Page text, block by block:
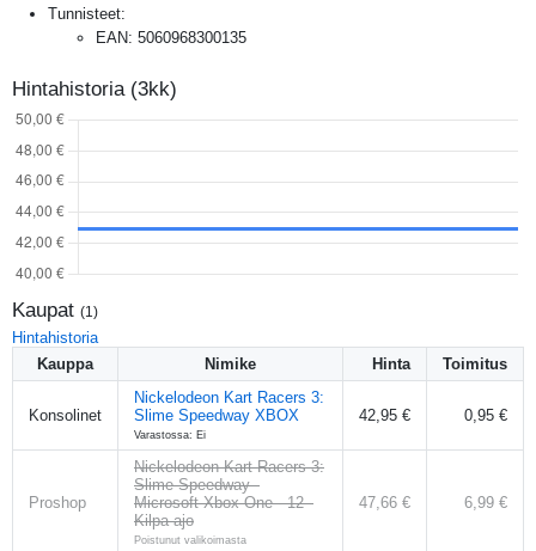
Tunnisteet:
EAN: 5060968300135
Hintahistoria (3kk)
Kaupat (1 )
Hintahistoria
Kauppa
Nimike Hinta Toimitus
Konsolinet
Nickelodeon Kart Racers 3:
Slime Speedway XBOX
Varastossa: Ei
42,95 € 0,95 €
Proshop
Nickelodeon Kart Racers 3:
Slime Speedway -
Microsoft Xbox One - 12 -
Kilpa-ajo
Poistunut valikoimasta
47,66 € 6,99 €